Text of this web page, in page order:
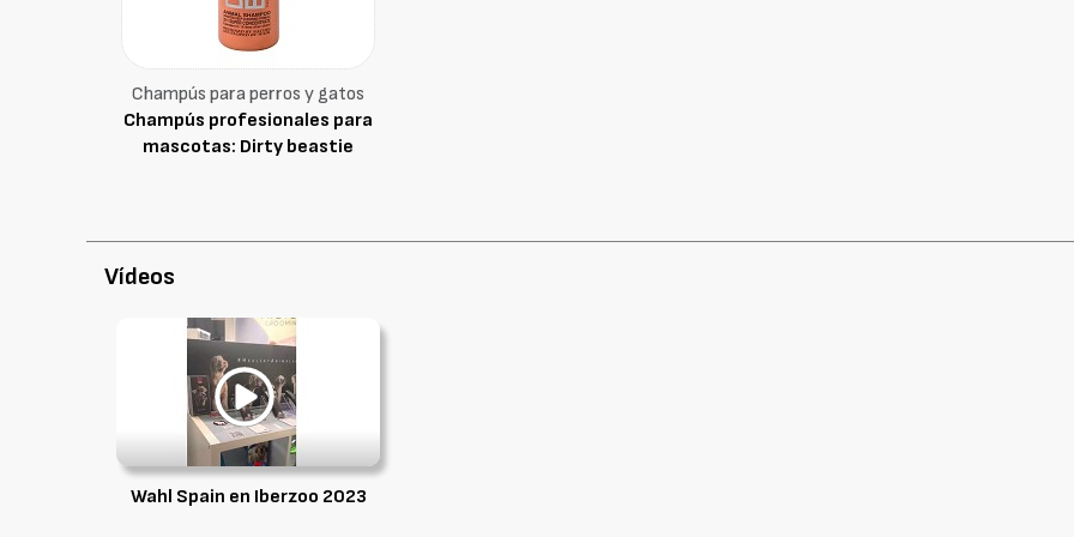
Champús para perros y gatos
Champús profesionales para
mascotas: Dirty beastie
Vídeos
Wahl Spain en Iberzoo 2023